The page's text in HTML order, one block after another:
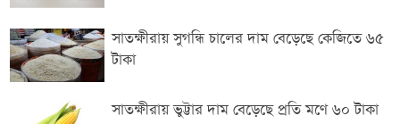
সাতক্ষীরায় সুগন্ধি চালের দাম বেড়েছে কেজিতে ৬৫
টাকা
সাতক্ষীরায় ভুট্টার দাম বেড়েছে প্রতি মণে ৬০ টাকা